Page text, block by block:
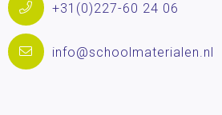
+31(0)227-60 24 06
info@schoolmaterialen.nl